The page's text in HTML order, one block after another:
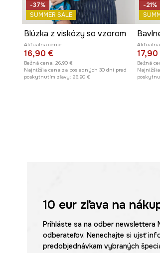
Rastlinný vzordodáva blúzke
farbu.
-37%
SUMMER SALE
Blúzka z viskózy so vzorom
Aktuálna cena:
16,90 €
Bežná cena: 26,90 €
Najnižšia cena za posledných 30 dní pred
poskytnutím zľavy: 26,90 €
-21%
Bežná
10 eurzľava na
Prihláste sa na odber newslettera
odberateľov. Nenechajte si ujsť
predobjednávkam vybraných